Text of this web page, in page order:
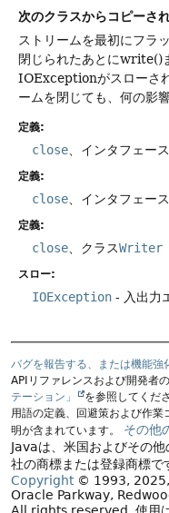
次のクラスからコピーさ
ストリームを最初にフラ
閉じられたあとにwrite()
IOExceptionがスローされ
ームを閉じても、何の影
定義:
close 、インタフェース
定義:
close 、インタフェース
定義:
close 、クラスWriter
スロー:
IOException - 入出力
バグを報告する、または機能強
APIリファレンスおよび開発者
テーション」
を参照してくだ
用語の定義、回避策および作
明が含まれています。
その他
Javaは、米国およびその
社の商標または登録商標で
Copyright© 1993,
Oracle Parkway,